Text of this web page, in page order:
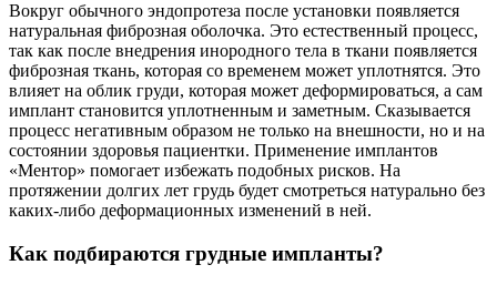
Вокруг обычного эндопротеза после установки появляется
натуральная фиброзная оболочка. Это естественный процесс,
так как после внедрения инородного тела в ткани появляется
фиброзная ткань, которая со временем может уплотнятся. Это
влияет на облик груди, которая может деформироваться, а сам
имплант становится уплотненным и заметным. Сказывается
процесс негативным образом не только на внешности, но и на
состоянии здоровья пациентки. Применение имплантов
«Ментор» помогает избежать подобных рисков. На
протяжении долгих лет грудь будет смотреться натурально без
каких-либо деформационных изменений в ней.
Как подбираются грудные импланты?